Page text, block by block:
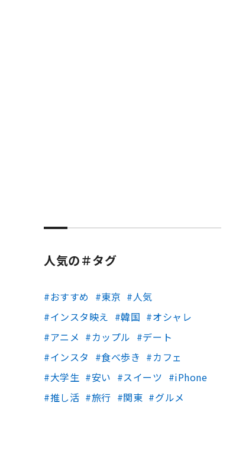
人気の＃タグ
おすすめ 東京
人気
インスタ映え
韓国
オシャレ
アニメ
カップル
デート
インスタ
食べ歩き
カフェ
大学生
安い スイーツ
iPhone
推し活
旅行 関東 グルメ